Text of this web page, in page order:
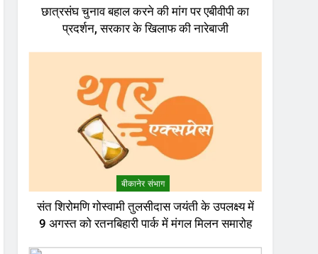
छात्रसंघ चुनाव बहाल करने की मांग पर एबीवीपी का
प्रदर्शन, सरकार के खिलाफ की नारेबाजी
बीकानेर संभाग
संत शिरोमणि गोस्वामी तुलसीदास जयंती के उपलक्ष्य में
9 अगस्त को रतनबिहारी पार्क में मंगल मिलन समारोह